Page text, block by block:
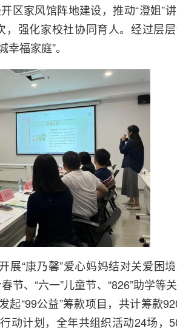
区家风馆阵地建设，推动“澄姐”
强化家校社协同育人。经过层
福家庭”。
展“康乃馨”爱心妈妈结对关爱困
节、“六一”儿童节、“826”助学等
“99公益”筹款项目，共计筹款
动计划，全年共组织活动24场，